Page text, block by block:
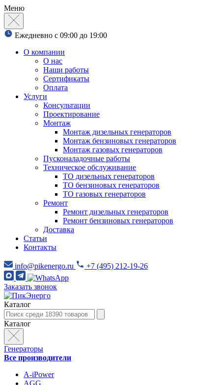
Меню
Ежедневно с 09:00 до 19:00
О компании
О нас
Наши работы
Сертификаты
Оплата
Услуги
Консультации
Проектирование
Монтаж
Монтаж дизельных генераторов
Монтаж бензиновых генераторов
Монтаж газовых генераторов
Пусконаладочные работы
Техническое обслуживание
ТО дизельных генераторов
ТО бензиновых генераторов
ТО газовых генераторов
Ремонт
Ремонт дизельных генераторов
Ремонт бензиновых генераторов
Доставка
Статьи
Контакты
info@pikenergo.ru +7 (495) 212-19-26
Заказать звонок
Каталог
Каталог
Генераторы
Все производители
A-iPower
AGG